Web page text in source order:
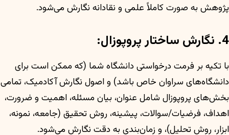
پژوهش به صورت کاملاً علمی و نقادانه نگارش می‌شود.
4. نگارش ساختار پروپوزال:
با تکیه بر فرمت درخواستی دانشگاه شما (که ممکن است برای
دانشگاه‌های سراوان خاص باشد) و اصول نگارش آکادمیک، تمامی
بخش‌های پروپوزال شامل عنوان، بیان مسئله، اهمیت و ضرورت،
اهداف، فرضیات/سوالات، پیشینه، روش تحقیق (جامعه، نمونه،
ابزار، روش تحلیل)، و زمان‌بندی به دقت نگارش می‌شود.